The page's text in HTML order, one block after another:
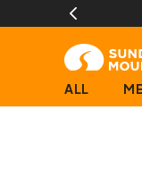
ALL